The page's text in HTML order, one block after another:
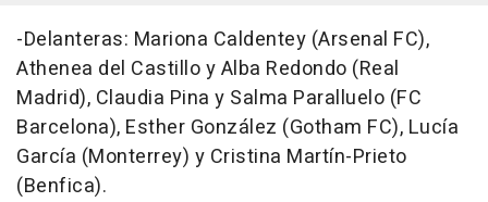
-Delanteras: Mariona Caldentey (Arsenal FC),
Athenea del Castillo y Alba Redondo (Real
Madrid), Claudia Pina y Salma Paralluelo (FC
Barcelona), Esther González (Gotham FC), Lucía
García (Monterrey) y Cristina Martín-Prieto
(Benfica).